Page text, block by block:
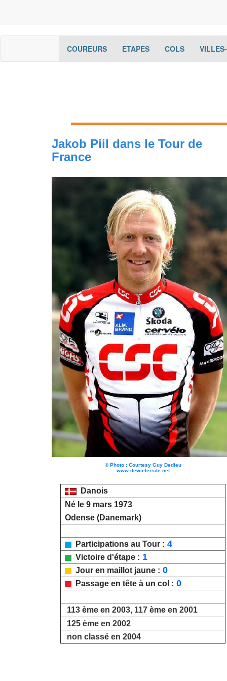
COUREURS(current)ETAPES(current)
COLS(current)
Jakob Piil dans le Tour de
France
© Photo : Courtesy Guy Dedieu
www.dewielersite.net
Danois
Né le 9 mars 1973
Odense (Danemark)
Participations au Tour : 4
Victoire d'étape : 1
Jour en maillot jaune : 0
Passage en tête à un col : 0
113 ème en 2003, 117 ème en 2001
125 ème en 2002
non classé en 2004